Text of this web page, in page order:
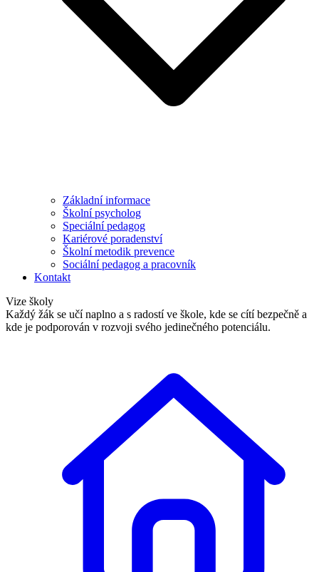
Základní informace
Školní psycholog
Speciální pedagog
Kariérové poradenství
Školní metodik prevence
Sociální pedagog a pracovník
Kontakt
Vize školy
Každý žák se učí naplno a s radostí ve škole, kde se cítí bezpečně a
kde je podporován v rozvoji svého jedinečného potenciálu.